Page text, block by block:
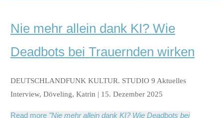
Nie mehr allein dank KI? Wie
Deadbots bei Trauernden wirken
DEUTSCHLANDFUNK KULTUR. STUDIO 9 Aktuelles
Interview, Döveling, Katrin | 15. Dezember 2025
Read more "Nie mehr allein dank KI? Wie Deadbots bei